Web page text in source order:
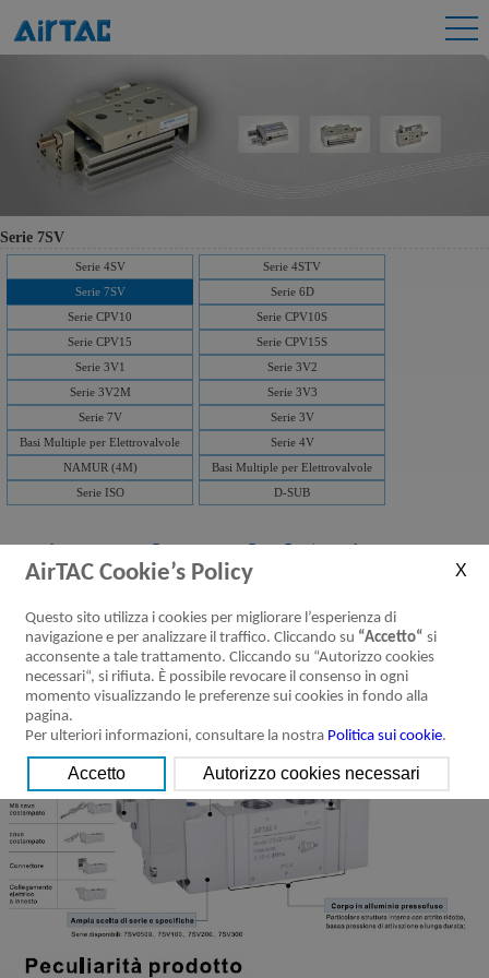
Serie 7SV
Serie 4SV
Serie 4STV
Serie 7SV
Serie 6D
Serie CPV10
Serie CPV10S
Serie CPV15
Serie CPV15S
Serie 3V1
Serie 3V2
Serie 3V2M
Serie 3V3
Serie 7V
Serie 3V
Basi Multiple per Elettrovalvole
Serie 4V
NAMUR (4M)
Basi Multiple per Elettrovalvole
Serie ISO
D-SUB
Serie 7SV Elettrovalvole(5 vie 2
posizioni, 5 vie 3 posizioni)
Scaricare：
Caratteristiche
prodotto
Specifiche del
prodotto
Installazione ed
utilizzo
Codice d’ordine Simbolo
AirTAC Cookie’s Policy
Questo sito utilizza i cookies per migliorare l’esperienza di
navigazione e per analizzare il traffico. Cliccando su “Accetto“ si
acconsente a tale trattamento. Cliccando su “Autorizzo cookies
necessari“, si rifiuta. È possibile revocare il consenso in ogni
momento visualizzando le preferenze sui cookies in fondo alla
pagina.
Per ulteriori informazioni, consultare la nostra Politica sui cookie.